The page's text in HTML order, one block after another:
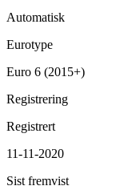
Automatisk
Eurotype
Euro 6 (2015+)
Registrering
Registrert
11-11-2020
Sist fremvist